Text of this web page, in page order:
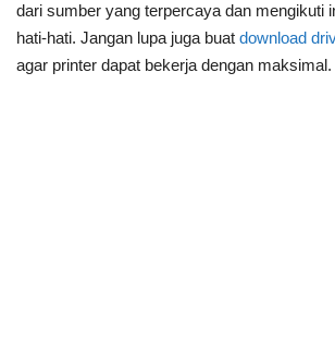
dari sumber yang terpercaya dan mengikuti
hati-hati. Jangan lupa juga buat download
agar printer dapat bekerja dengan maksimal.